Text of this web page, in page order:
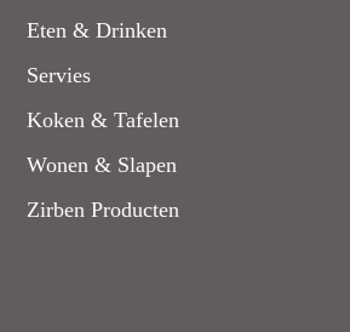
Eten & Drinken
Servies
Koken & Tafelen
Wonen & Slapen
Zirben Producten